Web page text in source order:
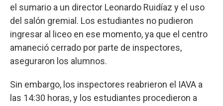
el sumario a un director Leonardo Ruidíaz y el uso
del salón gremial. Los estudiantes no pudieron
ingresar al liceo en ese momento, ya que el centro
amaneció cerrado por parte de inspectores,
aseguraron los alumnos.
Sin embargo, los inspectores reabrieron el IAVA a
las 14:30 horas, y los estudiantes procedieron a